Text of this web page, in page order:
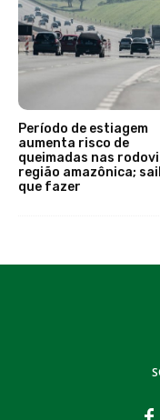
Período de estiagem
aumenta risco de
queimadas nas
região amazônica;
que fazer